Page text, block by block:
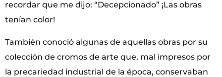
recordar que me dijo: “Decepcionado” ¡Las obras
tenían color!
También conoció algunas de aquellas obras por su
colección de cromos de arte que, mal impresos por
la precariedad industrial de la época, conservaban